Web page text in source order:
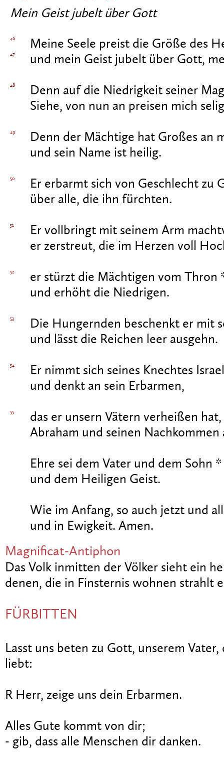
Mein Geist jubelt über Gott
46 Meine Seele preist die Größe des
47 und mein Geist jubelt über Gott,
48
Denn auf die Niedrigkeit seiner
Siehe, von nun an preisen mich
49
Denn der Mächtige hat Großes an
und sein Name ist heilig.
50
Er erbarmt sich von Geschlecht zu
über alle, die ihn fürchten.
51
Er vollbringt mit seinem Arm
er zerstreut, die im Herzen voll
52
er stürzt die Mächtigen vom Thron
und erhöht die Niedrigen.
53
Die Hungernden beschenkt er mit
und lässt die Reichen leer ausgehn.
54
Er nimmt sich seines Knechtes
und denkt an sein Erbarmen,
55
das er unsern Vätern verheißen
Abraham und seinen Nachkommen
Ehre sei dem Vater und dem Sohn *
und dem Heiligen Geist.
Wie im Anfang, so auch jetzt und
und in Ewigkeit. Amen.
Magnificat-Antiphon
Das Volk inmitten der Völker sieht ein
denen, die in Finsternis wohnen strahlt
FÜRBITTEN
Lasst uns beten zu Gott, unserem
liebt:
R Herr, zeige uns dein Erbarmen.
Alles Gute kommt von dir;
- gib, dass alle Menschen dir danken.